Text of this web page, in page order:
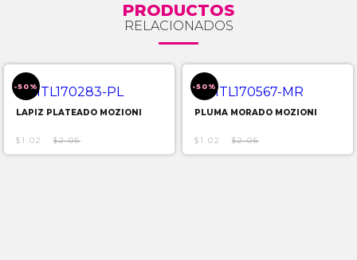
PRODUCTOS
RELACIONADOS
-50%
LAPIZ PLATEADO MOZIONI
$1.02 $2.05
-50%
PLUMA MORADO MOZIONI
$1.02 $2.05